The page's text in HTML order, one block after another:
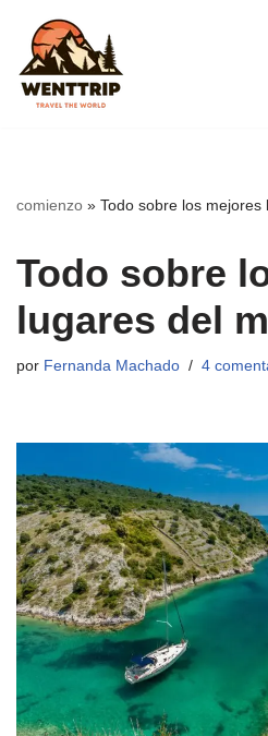
Saltar
al
contenido
comienzo » Todo sobre los mejores
Todo sobre
lugares del
por Fernanda Machado 4